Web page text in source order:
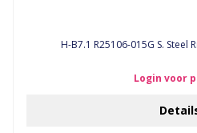
H-B7.1 R25106-015G S.
Login voor